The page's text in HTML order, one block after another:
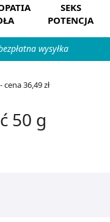
SEKS
POTENCJA
wysyłka
cena 36,49 zł
50 g